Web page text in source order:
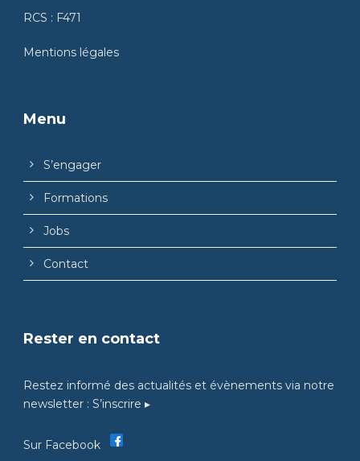
RCS : F471
Mentions légales
Menu
S’engager
Formations
Jobs
Contact
Rester en contact
Restez informé des actualités et évènements via notre
newsletter : S’inscrire ▸
Sur Facebook